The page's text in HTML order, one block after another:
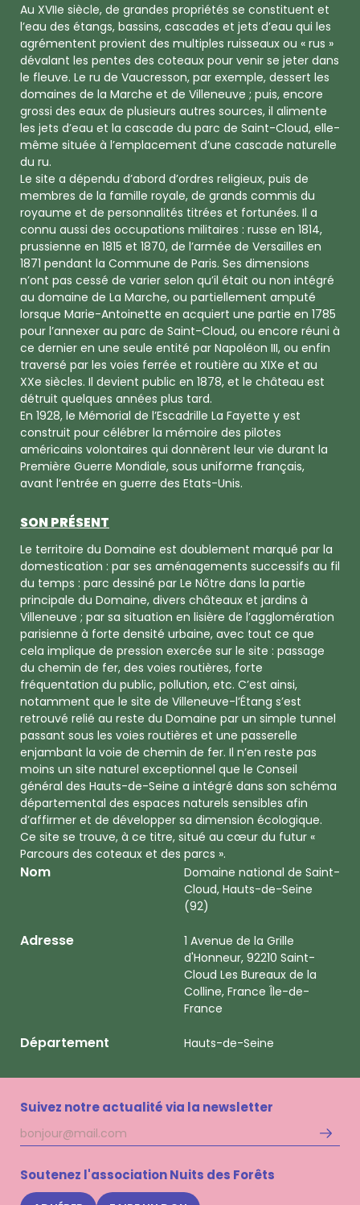
Au XVIIe siècle, de grandes propriétés se constituent et
l’eau des étangs, bassins, cascades et jets d’eau qui les
agrémentent provient des multiples ruisseaux ou « rus »
dévalant les pentes des coteaux pour venir se jeter dans
le fleuve. Le ru de Vaucresson, par exemple, dessert les
domaines de la Marche et de Villeneuve ; puis, encore
grossi des eaux de plusieurs autres sources, il alimente
les jets d’eau et la cascade du parc de Saint-Cloud, elle-
même située à l’emplacement d’une cascade naturelle
du ru.
Le site a dépendu d’abord d’ordres religieux, puis de
membres de la famille royale, de grands commis du
royaume et de personnalités titrées et fortunées. Il a
connu aussi des occupations militaires : russe en 1814,
prussienne en 1815 et 1870, de l’armée de Versailles en
1871 pendant la Commune de Paris. Ses dimensions
n’ont pas cessé de varier selon qu’il était ou non intégré
au domaine de La Marche, ou partiellement amputé
lorsque Marie-Antoinette en acquiert une partie en 1785
pour l’annexer au parc de Saint-Cloud, ou encore réuni à
ce dernier en une seule entité par Napoléon III, ou enfin
traversé par les voies ferrée et routière au XIXe et au
XXe siècles. Il devient public en 1878, et le château est
détruit quelques années plus tard.
En 1928, le Mémorial de l’Escadrille La Fayette y est
construit pour célébrer la mémoire des pilotes
américains volontaires qui donnèrent leur vie durant la
Première Guerre Mondiale, sous uniforme français,
avant l’entrée en guerre des Etats-Unis.
SON PRÉSENT
Le territoire du Domaine est doublement marqué par la
domestication : par ses aménagements successifs au fil
du temps : parc dessiné par Le Nôtre dans la partie
principale du Domaine, divers châteaux et jardins à
Villeneuve ; par sa situation en lisière de l’agglomération
parisienne à forte densité urbaine, avec tout ce que
cela implique de pression exercée sur le site : passage
du chemin de fer, des voies routières, forte
fréquentation du public, pollution, etc. C’est ainsi,
notamment que le site de Villeneuve-l’Étang s’est
retrouvé relié au reste du Domaine par un simple tunnel
passant sous les voies routières et une passerelle
enjambant la voie de chemin de fer. Il n’en reste pas
moins un site naturel exceptionnel que le Conseil
général des Hauts-de-Seine a intégré dans son schéma
départemental des espaces naturels sensibles afin
d’affirmer et de développer sa dimension écologique.
Ce site se trouve, à ce titre, situé au cœur du futur «
Parcours des coteaux et des parcs ».
Nom
Domaine national de Saint-
Cloud, Hauts-de-Seine
(92)
Adresse
1 Avenue de la Grille
d'Honneur, 92210 Saint-
Cloud Les Bureaux de la
Colline, France Île-de-
France
Département Hauts-de-Seine
Suivez notre actualité via la newsletter
Adresse
mail
Soutenez l'association Nuits des Forêts